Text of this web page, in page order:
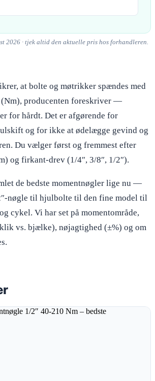
2026 · tjek altid den aktuelle pris hos forhandleren.
at bolte og møtrikker spændes med
producenten foreskriver —
for hårdt. Det er afgørende for
og for ikke at ødelægge gevind og
Du vælger først og fremmest efter
og firkant-drev (1/4″, 3/8″, 1/2″).
de bedste momentnøgler lige nu —
nøgle til hjulbolte til den fine model til
cykel. Vi har set på momentområde,
vs. bjælke), nøjagtighed (±%) og om